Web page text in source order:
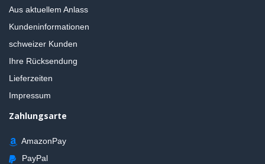
Aus aktuellem Anlass
Kundeninformationen
schweizer Kunden
Ihre Rücksendung
Lieferzeiten
Impressum
Zahlungsarte
AmazonPay
PayPal